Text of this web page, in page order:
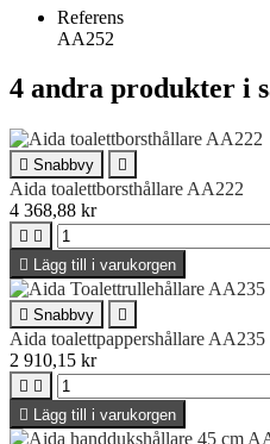
Referens
AA252
4 andra produkter i
 Snabbvy 
Aida toalettborsthållare AA222
4 368,88 kr
 
 Lägg till i varukorgen
 Snabbvy 
Aida toalettpappershållare AA235
2 910,15 kr
 
 Lägg till i varukorgen